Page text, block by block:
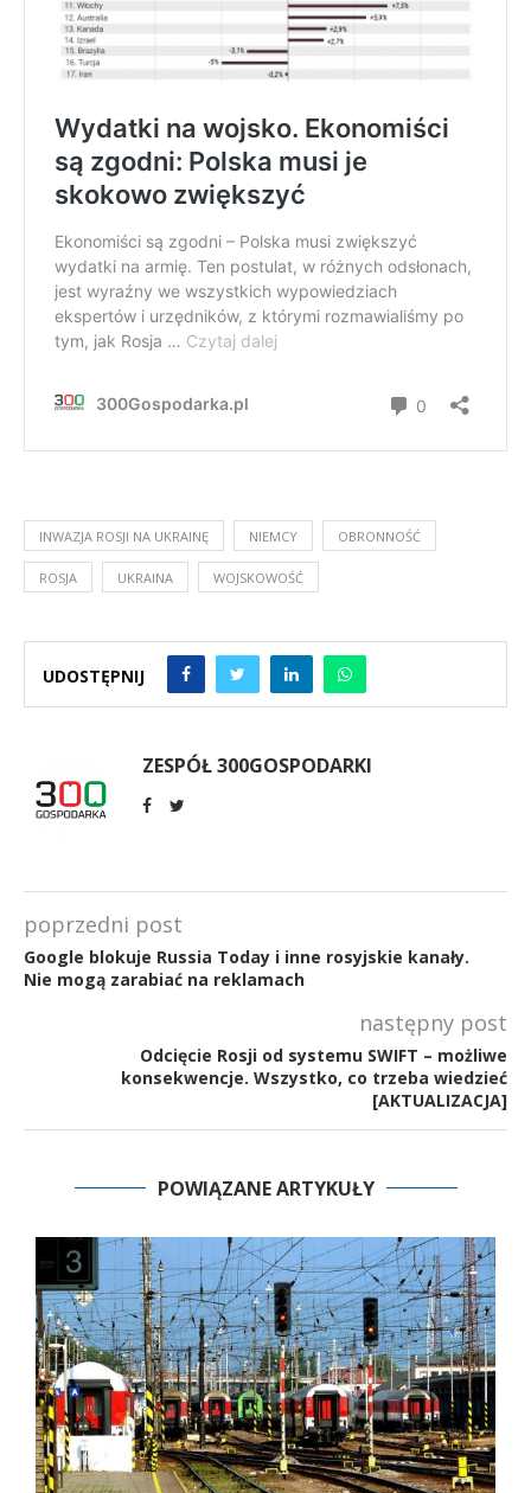
INWAZJA ROSJI NA UKRAINĘ NIEMCY OBRONNOŚĆ
ROSJA UKRAINA WOJSKOWOŚĆ
UDOSTĘPNIJ
ZESPÓŁ 300GOSPODARKI
poprzedni post
Google blokuje Russia Today i inne rosyjskie kanały.
Nie mogą zarabiać na reklamach
następny post
Odcięcie Rosji od systemu SWIFT – możliwe
konsekwencje. Wszystko, co trzeba wiedzieć
[AKTUALIZACJA]
POWIĄZANE ARTYKUŁY